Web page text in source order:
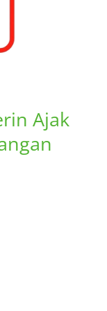
Ajak